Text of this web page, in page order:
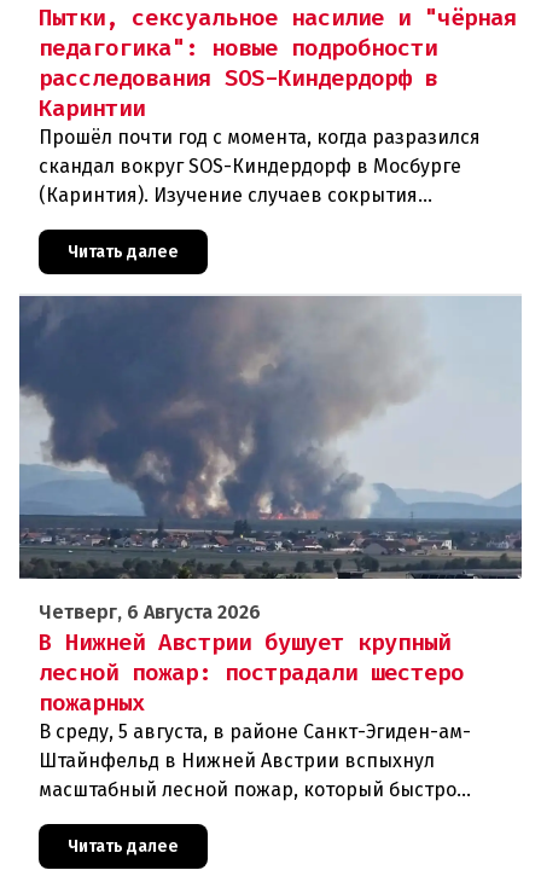
Пытки, сексуальное насилие и "чёрная
педагогика": новые подробности
расследования SOS-Киндердорф в
Каринтии
Прошёл почти год с момента, когда разразился
скандал вокруг SOS-Киндердорф в Мосбурге
(Каринтия). Изучение случаев сокрытия
масштабное расследование, которое продо
Читать далее
Четверг, 6 Августа 2026
В Нижней Австрии бушует крупный
лесной пожар: пострадали шестеро
пожарных
В среду, 5 августа, в районе Санкт-Эгиден-ам-
Штайнфельд в Нижней Австрии вспыхнул
масштабный лесной пожар, который быстро
В ходе тушения пострадали шесте
Читать далее